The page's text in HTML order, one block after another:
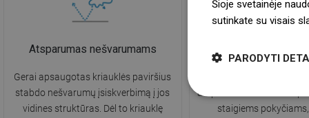
Atsparumas nešvarumams
Gerai apsaugotas kriauklės paviršius
stabdo nešvarumų įsiskverbimą į jos
vidines struktūras. Dėl to kriauklę
Atsparumas aukštai
atsparumu aukštai
staigiems
Šioje svetainėje
sutinkate su visais
PARODYTI